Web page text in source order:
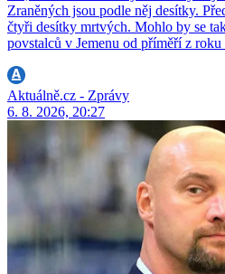
Zraněných jsou podle něj desítky.
čtyři desítky mrtvých. Mohlo by se
povstalců v Jemenu od příměří z roku
Aktuálně.cz - Zprávy
6. 8. 2026, 20:27